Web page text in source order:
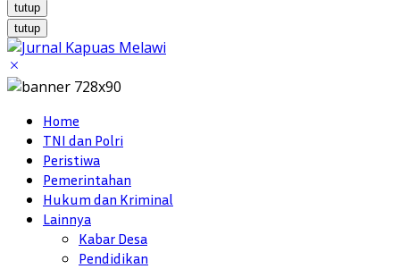
tutup
tutup
Home
TNI dan Polri
Peristiwa
Pemerintahan
Hukum dan Kriminal
Lainnya
Kabar Desa
Pendidikan